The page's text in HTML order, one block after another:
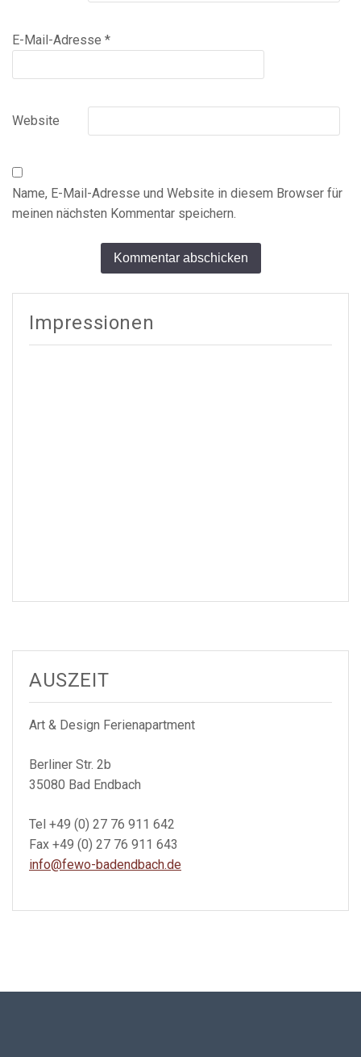
E-Mail-Adresse *
Website
Name, E-Mail-Adresse und Website in diesem Browser für
meinen nächsten Kommentar speichern.
Impressionen
AUSZEIT
Art & Design Ferienapartment
Berliner Str. 2b
35080 Bad Endbach
Tel +49 (0) 27 76 911 642
Fax +49 (0) 27 76 911 643
info@fewo-badendbach.de